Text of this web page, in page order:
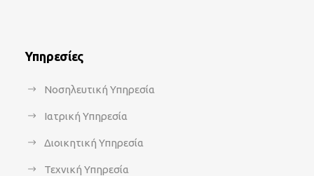
Υπηρεσίες
Νοσηλευτική Υπηρεσία
Ιατρική Υπηρεσία
Διοικητική Υπηρεσία
Τεχνική Υπηρεσία